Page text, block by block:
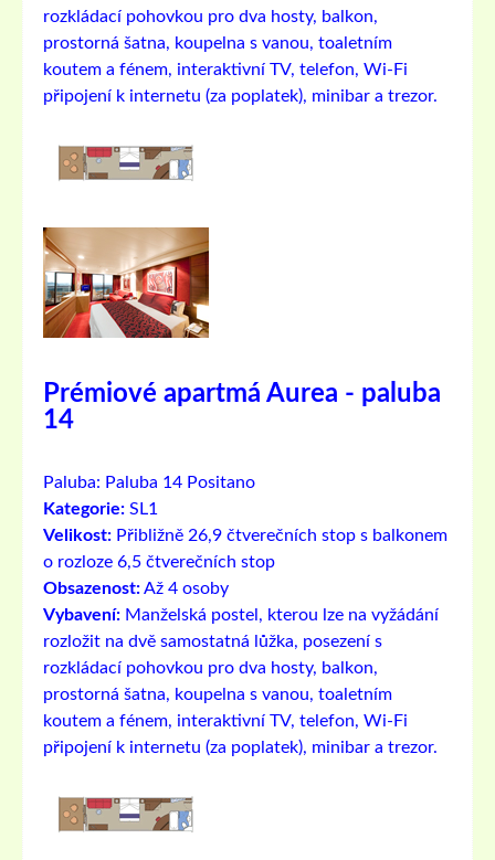
rozkládací pohovkou pro dva hosty, balkon,
prostorná šatna, koupelna s vanou, toaletním
koutem a fénem, ​​interaktivní TV, telefon, Wi-Fi
připojení k internetu (za poplatek), minibar a trezor.
Prémiové apartmá Aurea - paluba
14
Paluba: Paluba 14 Positano
Kategorie: SL1
Velikost: Přibližně 26,9 čtverečních stop s balkonem
o rozloze 6,5 čtverečních stop
Obsazenost:Až 4 osoby
Vybavení: Manželská postel, kterou lze na vyžádání
rozložit na dvě samostatná lůžka, posezení s
rozkládací pohovkou pro dva hosty, balkon,
prostorná šatna, koupelna s vanou, toaletním
koutem a fénem, ​​interaktivní TV, telefon, Wi-Fi
připojení k internetu (za poplatek), minibar a trezor.